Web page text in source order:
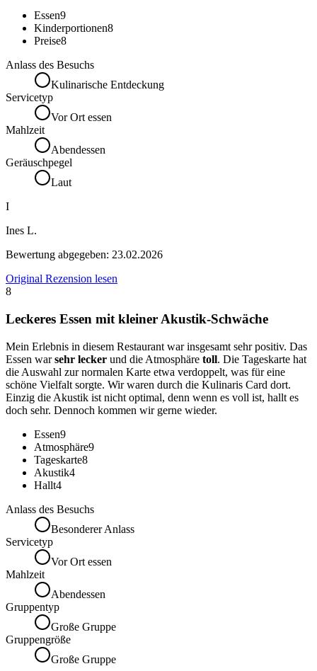
Essen9
Kinderportionen8
Preise8
Anlass des Besuchs
Kulinarische Entdeckung
Servicetyp
Vor Ort essen
Mahlzeit
Abendessen
Geräuschpegel
Laut
I
Ines L.
Bewertung abgegeben: 23.02.2026
Original Rezension lesen
8
Leckeres Essen mit kleiner Akustik-Schwäche
Mein Erlebnis in diesem Restaurant war insgesamt sehr positiv. Das
Essen warsehr lecker und die Atmosphäre toll. Die Tageskarte hat
die Auswahl zur normalen Karte etwa verdoppelt, was für eine
schöne Vielfalt sorgte. Wir waren durch die Kulinaris Card dort.
Einzig die Akustik ist nicht optimal, denn wenn es voll ist, hallt es
doch sehr. Dennoch kommen wir gerne wieder.
Essen9
Atmosphäre9
Tageskarte8
Akustik4
Hallt4
Anlass des Besuchs
Besonderer Anlass
Servicetyp
Vor Ort essen
Mahlzeit
Abendessen
Gruppentyp
Große Gruppe
Gruppengröße
Große Gruppe